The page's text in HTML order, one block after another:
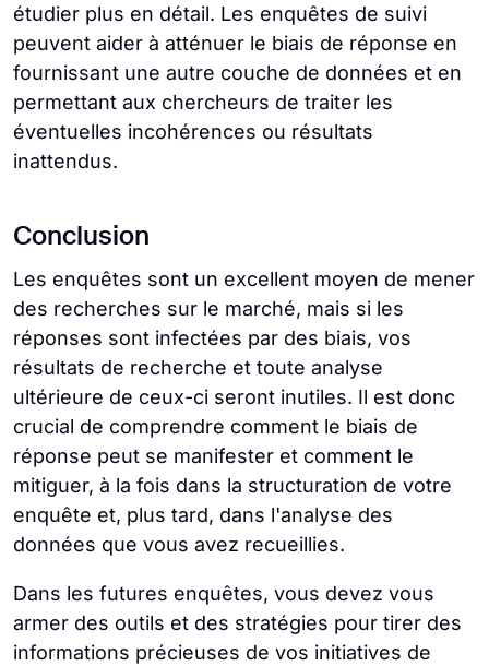
étudier plus en détail. Les enquêtes de suivi
peuvent aider à atténuer le biais de réponse en
fournissant une autre couche de données et en
permettant aux chercheurs de traiter les
éventuelles incohérences ou résultats
inattendus.
Conclusion
Les enquêtes sont un excellent moyen de mener
des recherches sur le marché, mais si les
réponses sont infectées par des biais, vos
résultats de recherche et toute analyse
ultérieure de ceux-ci seront inutiles. Il est donc
crucial de comprendre comment le biais de
réponse peut se manifester et comment le
mitiguer, à la fois dans la structuration de votre
enquête et, plus tard, dans l'analyse des
données que vous avez recueillies.
Dans les futures enquêtes, vous devez vous
armer des outils et des stratégies pour tirer des
informations précieuses de vos initiatives de